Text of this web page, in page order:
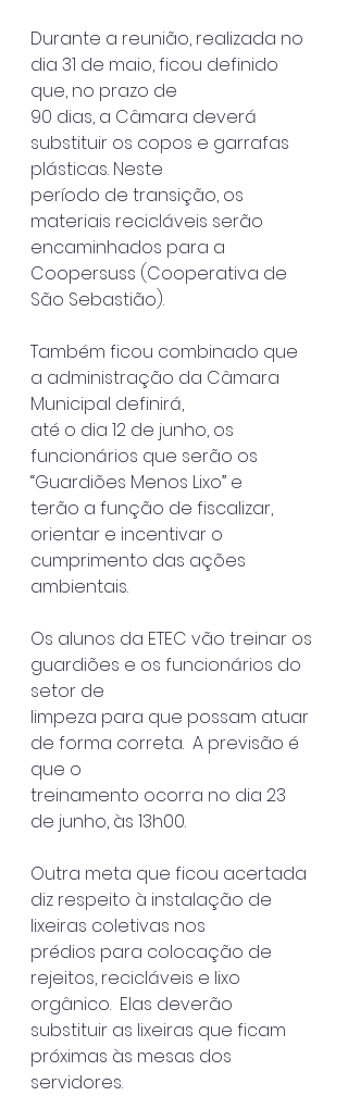
Durante a reunião, realizada no
dia 31 de maio, ficou definido
que, no prazo de
90 dias, a Câmara deverá
substituir os copos e garrafas
plásticas. Neste
período de transição, os
materiais recicláveis serão
encaminhados para a
Coopersuss (Cooperativa de
São Sebastião).
Também ficou combinado que
a administração da Câmara
Municipal definirá,
até o dia 12 de junho, os
funcionários que serão os
“Guardiões Menos Lixo” e
terão a função de fiscalizar,
orientar e incentivar o
cumprimento das ações
ambientais.
Os alunos da ETEC vão treinar os
guardiões e os funcionários do
setor de
limpeza para que possam atuar
de forma correta.  A previsão é
que o
treinamento ocorra no dia 23
de junho, às 13h00.
Outra meta que ficou acertada
diz respeito à instalação de
lixeiras coletivas nos
prédios para colocação de
rejeitos, recicláveis e lixo
orgânico.  Elas deverão
substituir as lixeiras que ficam
próximas às mesas dos
servidores.